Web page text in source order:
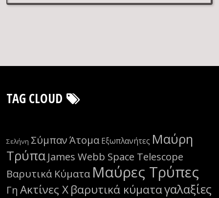
TAG CLOUD
Σελήνη Σύμπαν Άτομα Εξωπλανήτες Μαύρη
Τρύπα James Webb Space Telescope
Βαρυτικά Κύματα Μαύρες Τρύπες
Γη Ακτίνες Χβαρυτικά κύματαγαλαξίες